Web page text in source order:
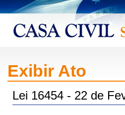
Exibir Ato
Lei 16454 - 22 de